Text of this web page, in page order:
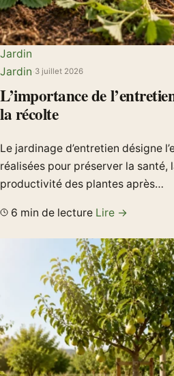
Jardin
Jardin 3 juillet 2026
L’importance de
la récolte
Le jardinage d’entretien désigne
réalisées pour préserver la santé,
productivité des plantes après…
6 min de lecture Lire →